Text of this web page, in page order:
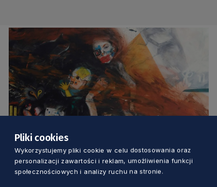
KULTURA
Poznaj „tropy nieoczywiste” Aleksandry
Pliki cookies
Wykorzystujemy pliki cookie w celu dostosowania oraz
personalizacji zawartości i reklam, umożliwienia funkcji
społecznościowych i analizy ruchu na stronie.